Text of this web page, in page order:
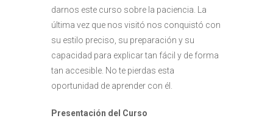
darnos este curso sobre la paciencia. La
última vez que nos visitó nos conquistó con
su estilo preciso, su preparación y su
capacidad para explicar tan fácil y de forma
tan accesible. No te pierdas esta
oportunidad de aprender con él.
Presentación del Curso